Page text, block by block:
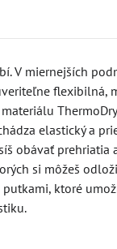
V miernejších
flexibilná,
elastický a
obávať prehriatia
si môžeš
ktoré